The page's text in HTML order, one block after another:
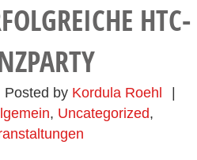
HTC-
Posted by Kordula Roehl
, Uncategorized,